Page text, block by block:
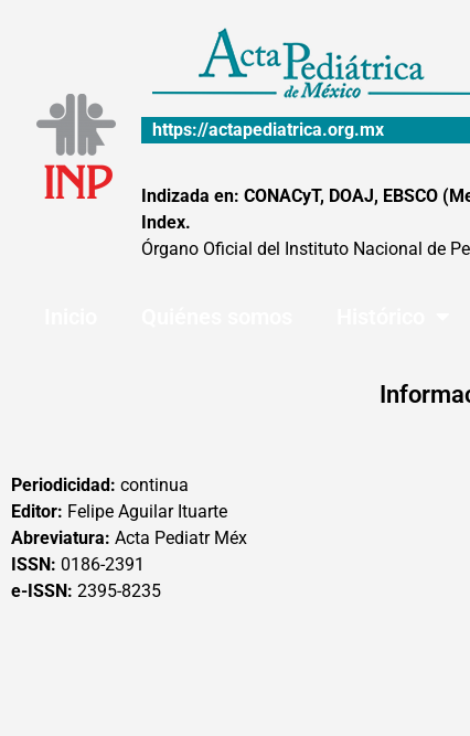
https://actapediatrica.org.mx
Indizada en: CONACyT, DOAJ, EBSCO
Index.
Órgano Oficial del Instituto Nacional de
Periodicidad: continua
Editor: Felipe Aguilar Ituarte
Abreviatura: Acta Pediatr Méx
ISSN: 0186-2391
e-ISSN: 2395-8235